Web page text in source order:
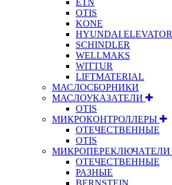
OTIS
KONE
HYUNDAI ELEVATOR
SCHINDLER
WELLMAKS
WITTUR
LIFTMATERIAL
МАСЛОСБОРНИКИ
МАСЛОУКАЗАТЕЛИ
OTIS
МИКРОКОНТРОЛЛЕРЫ
ОТЕЧЕСТВЕННЫЕ
OTIS
МИКРОПЕРЕКЛЮЧАТЕЛИ
ОТЕЧЕСТВЕННЫЕ
РАЗНЫЕ
BERNSTEIN